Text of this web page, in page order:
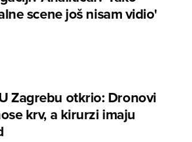
scene još nisam vidio'
Zagrebu otkrio: Dronovi
krv, a kirurzi imaju